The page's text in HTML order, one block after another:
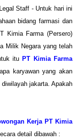
Staff - Untuk hari ini
bidang farmasi dan
Kimia Farma (Persero)
Milik Negara yang telah
itu PT Kimia Farma
karyawan yang akan
jakarta. Apakah
Kerja PT Kimia
detail dibawah :